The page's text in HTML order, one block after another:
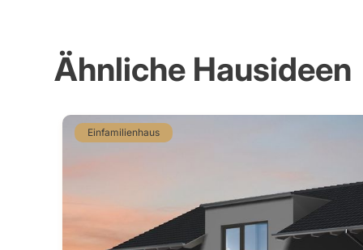
Ähnliche Hausideen
Einfamilienhaus